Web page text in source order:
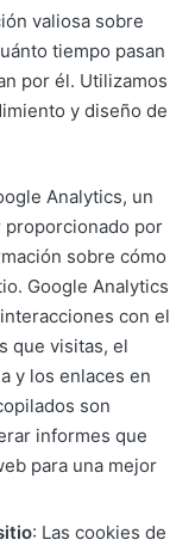
valiosa sobre
tiempo pasan
por él. Utilizamos
y diseño de
Analytics, un
proporcionado por
sobre cómo
Google Analytics
con el
que visitas, el
y los enlaces en
son
informes que
para una mejor
: Las cookies de